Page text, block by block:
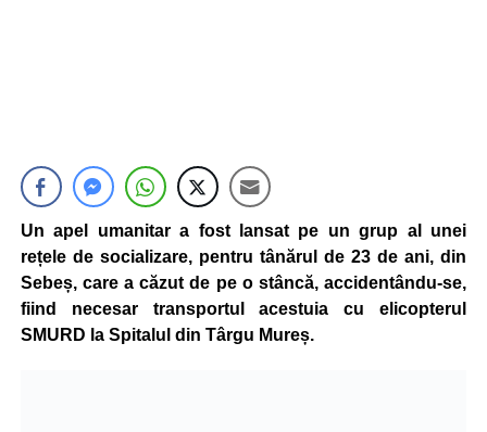
Un apel umanitar a fost lansat pe un grup al unei
rețele de socializare, pentru tânărul de 23 de ani, din
Sebeș, care a căzut de pe o stâncă, accidentându-se,
fiind necesar transportul acestuia cu elicopterul
SMURD la Spitalul din Târgu Mureș.